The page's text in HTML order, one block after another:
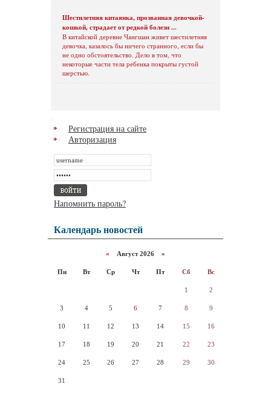
Шестилетняя китаянка, прозванная девочкой-
кошкой, страдает от редкой болезн ...
В китайской деревне Чангшан живет шестилетняя
девочка, казалось бы ничего странного, если бы
не одно обстоятельство. Дело в том, что
некоторые части тела ребенка покрыты густой
шерстью.
Регистрация на сайте
Авторизация
Напомнить пароль?
Календарь новостей
« Август 2026 »
Пн Вт Ср Чт Пт Сб Вс
1 2
3 4 5 6 7 8 9
10 11 12 13 14 15 16
17 18 19 20 21 22 23
24 25 26 27 28 29 30
31